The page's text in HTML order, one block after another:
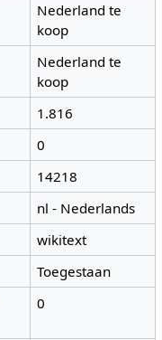
Nederland te
koop
Nederland te
koop
1.816
0
14218
nl - Nederlands
wikitext
Toegestaan
0